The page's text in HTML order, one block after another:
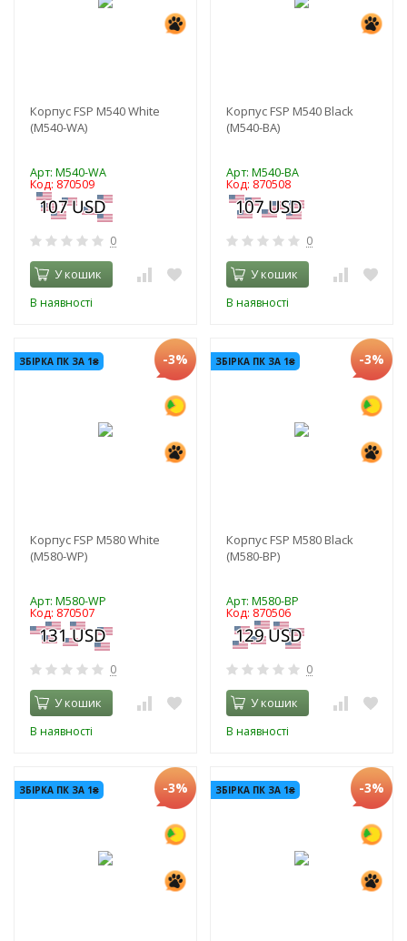
Корпус FSP M540 White
(M540-WA)
Арт: M540-WA
Код: 870509
0
У кошик
В наявності
Корпус FSP M540 Black
(M540-BA)
Арт: M540-BA
Код: 870508
0
У кошик
В наявності
ЗБІРКА ПК ЗА 1₴ -3%
Корпус FSP M580 White
(M580-WP)
Арт: M580-WP
Код: 870507
0
У кошик
В наявності
ЗБІРКА ПК ЗА 1₴ -3%
Корпус FSP M580 Black
(M580-BP)
Арт: M580-BP
Код: 870506
0
У кошик
В наявності
ЗБІРКА ПК ЗА 1₴ -3% ЗБІРКА ПК ЗА 1₴ -3%